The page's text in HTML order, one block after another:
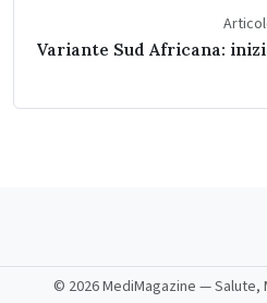
Variante Sud Africana:
© 2026 MediMagazine — Salute,